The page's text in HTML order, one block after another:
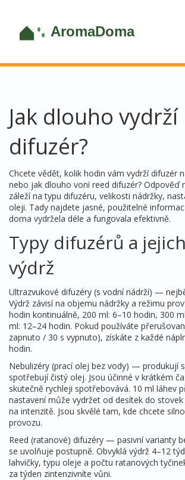
Jak dlouho vydrží
difuzér?
Chcete vědět, kolik hodin vám vydrží difuzér
nebo jak dlouho voní reed difuzér?
záleží na typu difuzéru, velikosti nádržky,
oleji. Tady najdete jasné, použitelné
doma vydržela déle a fungovala efektivně.
Typy difuzérů a
výdrž
Ultrazvukové difuzéry (s vodní nádrží) —
Výdrž závisí na objemu nádržky a režimu
hodin kontinuálně, 200 ml: 6–10 hodin, 300
ml: 12–24 hodin. Pokud používáte
zapnuto / 30 s vypnuto), získáte z každé
hodin.
Nebulizéry (prací olej bez vody) — produkují
spotřebují čistý olej. Jsou účinné v krátkém
skutečně rychleji spotřebovává. 10 ml láhev
nastavení může vydržet od desítek do
na intenzitě. Jsou skvělé tam, kde chcete
provozu.
Reed (ratanové) difuzéry — pasivní varianty
se uvolňuje postupně. Obvyklá výdrž 4–12
lahvičky, typu oleje a počtu ratanových
za týden zintenzivníte vůni.